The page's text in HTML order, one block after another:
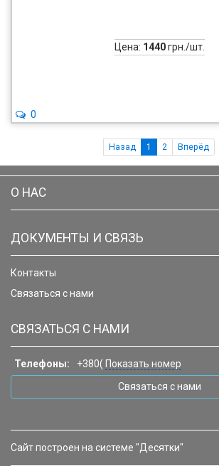
Цена: 1440грн./шт.
0
Назад 1 2 Вперёд
О НАС
ДОКУМЕНТЫ И СВЯЗЬ
Контакты
Связаться с нами
СВЯЗАТЬСЯ С НАМИ
Телефоны: +380( Показать номер
Связаться с нами
Сайт построен на системе "Десятки"